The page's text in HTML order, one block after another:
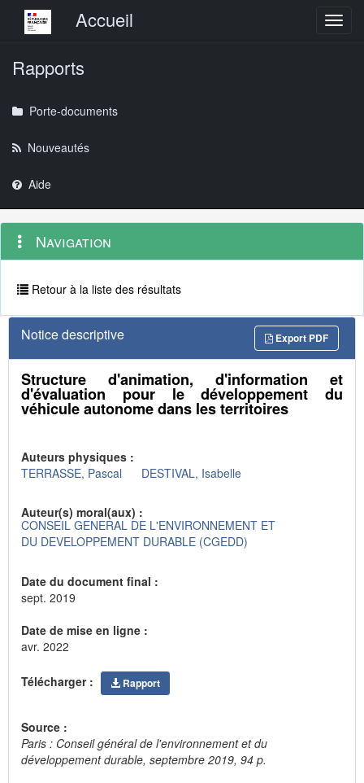
Menu principalAccueil
Rapports
Porte-documents
Nouveautés
Aide
Navigation
outils
Menu
contextuel
Navigation
Retour à la liste des résultats
Notice descriptive Export PDF
Structure d'animation, d'information et
d'évaluation pour le développement du
véhicule autonome dans les territoires
Auteurs physiques :
TERRASSE, Pascal
DESTIVAL, Isabelle
Auteur(s) moral(aux) :
CONSEIL GENERAL DE L'ENVIRONNEMENT ET
DU DEVELOPPEMENT DURABLE (CGEDD)
Date du document final :
sept. 2019
Date de mise en ligne :
avr. 2022
Télécharger : Rapport
Source :
Paris : Conseil général de l'environnement et du
développement durable, septembre 2019, 94 p.